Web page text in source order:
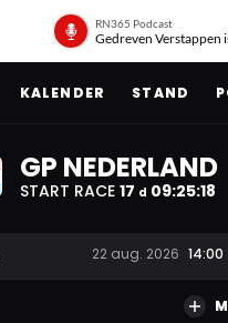
RN365 Podcast
Gedreven Verstappen
KALENDER STAND
GP NEDERLAND
START RACE 17 d 09:25:17
22 aug. 2026 14:00